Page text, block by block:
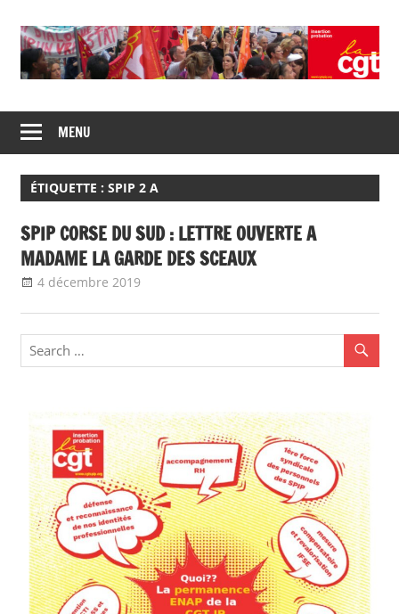
content
CGT
insertion
probation
de
syndicats
CGT
insertion
probation
MENU
ÉTIQUETTE : SPIP 2 A
SPIP CORSE DU SUD : LETTRE OUVERTE A
MADAME LA GARDE DES SCEAUX
4 décembre 2019